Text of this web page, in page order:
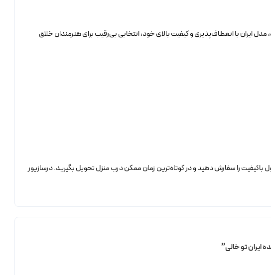
ایران با انعطاف‌پذیری و کیفیت بالای خود، انتخابی بی‌رقیب برای هنرمندان خلاق
را سفارش دهید و در کوتاه‌ترین زمان ممکن درب منزل تحویل بگیرید. درسازیور
ایران تو خالی”